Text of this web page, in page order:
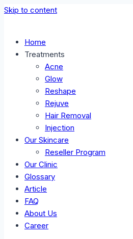
Skip to content
Home
Treatments
Acne
Glow
Reshape
Rejuve
Hair Removal
Injection
Our Skincare
Reseller Program
Our Clinic
Glossary
Article
FAQ
About Us
Career